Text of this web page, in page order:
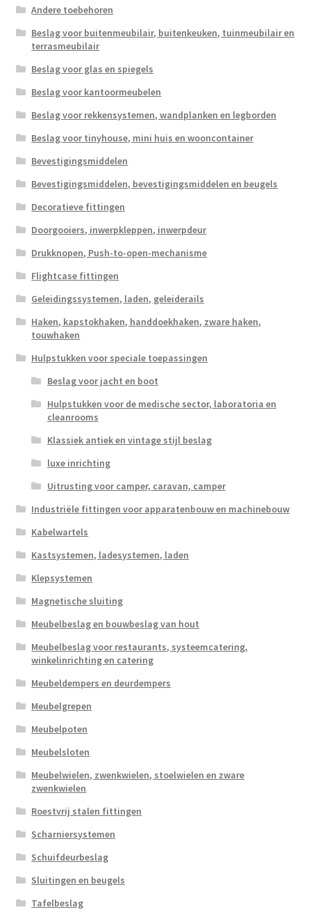
Andere toebehoren
Beslag voor buitenmeubilair, buitenkeuken, tuinmeubilair en
terrasmeubilair
Beslag voor glas en spiegels
Beslag voor kantoormeubelen
Beslag voor rekkensystemen, wandplanken en legborden
Beslag voor tinyhouse, mini huis en wooncontainer
Bevestigingsmiddelen
Bevestigingsmiddelen, bevestigingsmiddelen en beugels
Decoratieve fittingen
Doorgooiers, inwerpkleppen, inwerpdeur
Drukknopen, Push-to-open-mechanisme
Flightcase fittingen
Geleidingssystemen, laden, geleiderails
Haken, kapstokhaken, handdoekhaken, zware haken,
touwhaken
Hulpstukken voor speciale toepassingen
Beslag voor jacht en boot
Hulpstukken voor de medische sector, laboratoria en
cleanrooms
Klassiek antiek en vintage stijl beslag
luxe inrichting
Uitrusting voor camper, caravan, camper
Industriële fittingen voor apparatenbouw en machinebouw
Kabelwartels
Kastsystemen, ladesystemen, laden
Klepsystemen
Magnetische sluiting
Meubelbeslag en bouwbeslag van hout
Meubelbeslag voor restaurants, systeemcatering,
winkelinrichting en catering
Meubeldempers en deurdempers
Meubelgrepen
Meubelpoten
Meubelsloten
Meubelwielen, zwenkwielen, stoelwielen en zware
zwenkwielen
Roestvrij stalen fittingen
Scharniersystemen
Schuifdeurbeslag
Sluitingen en beugels
Tafelbeslag